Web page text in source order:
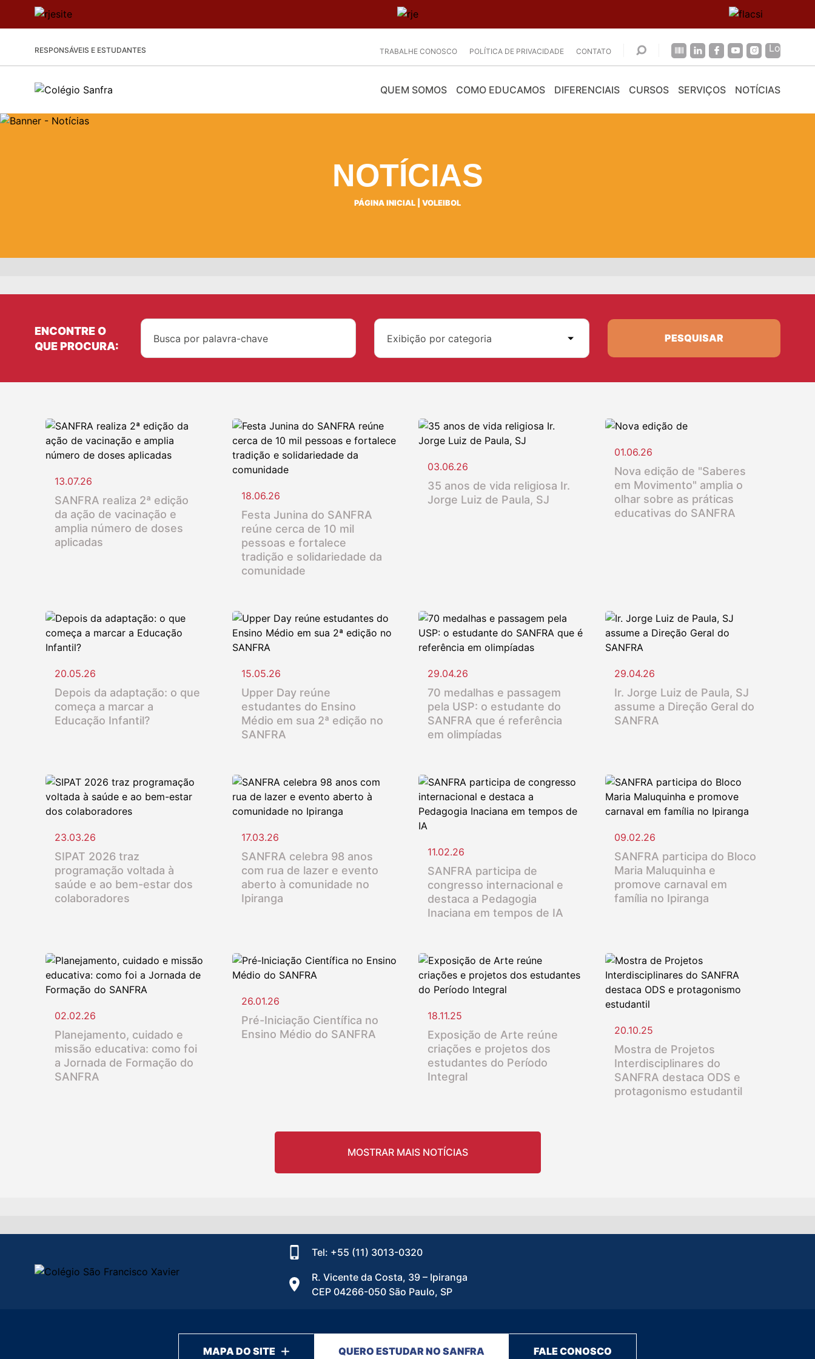
RESPONSÁVEIS E ESTUDANTES TRABALHE CONOSCO POLÍTICA DE PRIVACIDADE CONTATO
QUEM SOMOS COMO EDUCAMOS DIFERENCIAIS CURSOS SERVIÇOS NOTÍCIAS
NOTÍCIAS
PÁGINA INICIAL VOLEIBOL
ENCONTRE O
QUE PROCURA:
Exibição por categoria PESQUISAR
13.07.26
SANFRA realiza 2ª edição
da ação de vacinação e
amplia número de doses
aplicadas
18.06.26
Festa Junina do SANFRA
reúne cerca de 10 mil
pessoas e fortalece
tradição e solidariedade da
comunidade
03.06.26
35 anos de vida religiosa Ir.
Jorge Luiz de Paula, SJ
01.06.26
Nova edição de "Saberes
em Movimento" amplia o
olhar sobre as práticas
educativas do SANFRA
20.05.26
Depois da adaptação: o que
começa a marcar a
Educação Infantil?
15.05.26
Upper Day reúne
estudantes do Ensino
Médio em sua 2ª edição no
SANFRA
29.04.26
70 medalhas e passagem
pela USP: o estudante do
SANFRA que é referência
em olimpíadas
29.04.26
Ir. Jorge Luiz de Paula, SJ
assume a Direção Geral do
SANFRA
23.03.26
SIPAT 2026 traz
programação voltada à
saúde e ao bem-estar dos
colaboradores
17.03.26
SANFRA celebra 98 anos
com rua de lazer e evento
aberto à comunidade no
Ipiranga
11.02.26
SANFRA participa de
congresso internacional e
destaca a Pedagogia
Inaciana em tempos de IA
09.02.26
SANFRA participa do Bloco
Maria Maluquinha e
promove carnaval em
família no Ipiranga
02.02.26
Planejamento, cuidado e
missão educativa: como foi
a Jornada de Formação do
SANFRA
26.01.26
Pré-Iniciação Científica no
Ensino Médio do SANFRA
18.11.25
Exposição de Arte reúne
criações e projetos dos
estudantes do Período
Integral
20.10.25
Mostra de Projetos
Interdisciplinares do
SANFRA destaca ODS e
protagonismo estudantil
MOSTRAR MAIS NOTÍCIAS
Tel: +55 (11) 3013-0320
R. Vicente da Costa, 39 – Ipiranga
CEP 04266-050 São Paulo, SP
MAPA DO SITE QUERO ESTUDAR NO SANFRA FALE CONOSCO